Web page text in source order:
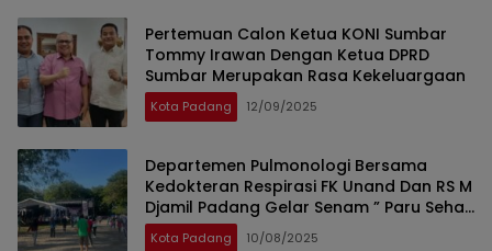
Pertemuan Calon Ketua KONI Sumbar
Tommy Irawan Dengan Ketua DPRD
Sumbar Merupakan Rasa Kekeluargaan
Kota Padang 12/09/2025
Departemen Pulmonologi Bersama
Kedokteran Respirasi FK Unand Dan RS M
Djamil Padang Gelar Senam ” Paru Sehat
” Dan HUT Kota Padang
Kota Padang 10/08/2025